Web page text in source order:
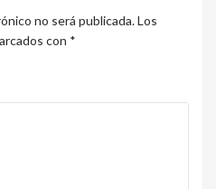
no será publicada.Los
con *